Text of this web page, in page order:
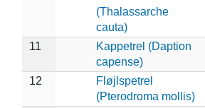
(Thalassarche
cauta)
11
Kappetrel (Daption
capense)
12
Fløjlspetrel
(Pterodroma mollis)